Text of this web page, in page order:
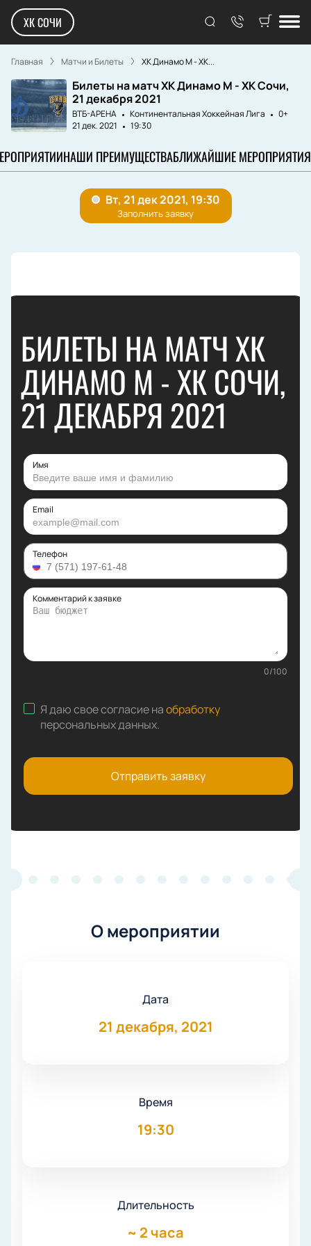
ХК СОЧИ
Главная Матчи и Билеты ХК Динамо М - ХК...
Билеты на матч ХК Динамо М - ХК Сочи,
21 декабря 2021
ВТБ-АРЕНА Континентальная Хоккейная Лига
0+
21 дек. 2021
19:30
НАШИ ПРЕИМУЩЕСТВАБЛИЖАЙШИЕ МЕРОПРИЯТИЯ
БИЛЕТЫ НА МАТЧ ХК
ДИНАМО М - ХК СОЧИ,
21 ДЕКАБРЯ 2021
Имя
Email
Телефон
Комментарий к заявке
0/100
Я даю свое согласие наобработку
персональных данных.
Отправить заявку
О мероприятии
Дата
21 декабря, 2021
Время
19:30
Длительность
~ 2 часа